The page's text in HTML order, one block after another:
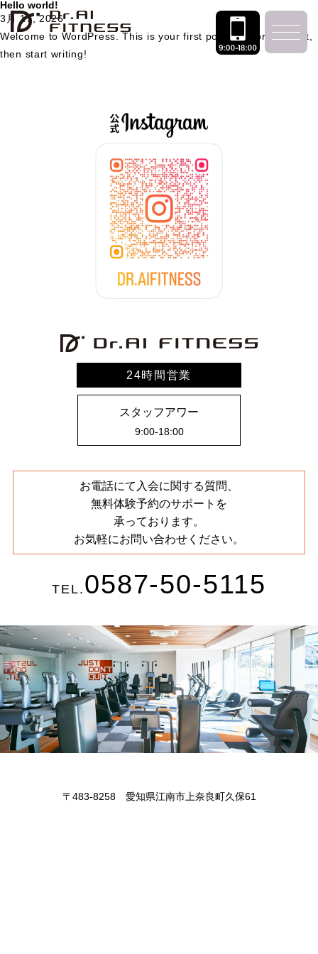
Hello world!
3月 17, 2026
Welcome to WordPress. This is your first post. Edit or delete it,
then start writing!
24時間営業
スタッフアワー
9:00-18:00
お電話にて入会に関する質問、
無料体験予約のサポートを
承っております。
お気軽にお問い合わせください。
0587-50-5115
〒483-8258 愛知県江南市上奈良町久保61